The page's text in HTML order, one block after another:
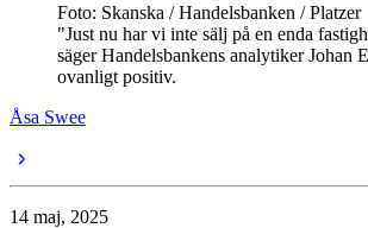
Foto: Skanska / Handelsbanken / Platzer
"Just nu har vi inte sälj på en enda
säger Handelsbankens analytiker Johan
ovanligt positiv.
Åsa Swee
14 maj, 2025